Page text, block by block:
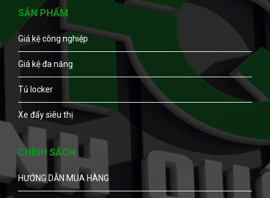
SẢN PHẨM
Giá kệ công nghiệp
Giá kệ đa năng
Tủ locker
Xe đẩy siêu thị
CHÍNH SÁCH
HƯỚNG DẪN MUA HÀNG